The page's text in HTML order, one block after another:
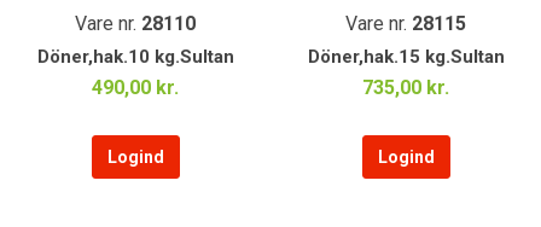
Vare nr. 28110
Döner,hak.10 kg.Sultan
490,00 kr.
Logind
Vare nr. 28115
Döner,hak.15 kg.Sultan
735,00 kr.
Logind